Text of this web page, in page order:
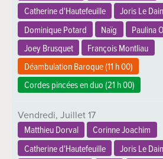
Catherine d'Hautefeuille
Joris Le Dain
Dominique Potard
Naïg
Paulina
Joey Brusquet
François Montliau
Déambulation Baroque (11 h 00)
Cordes pincées en duo (21 h 00)
Vendredi, Juillet17
Matthieu Dorval
Corinne Joachim
Catherine d'Hautefeuille
Joris Le Dain